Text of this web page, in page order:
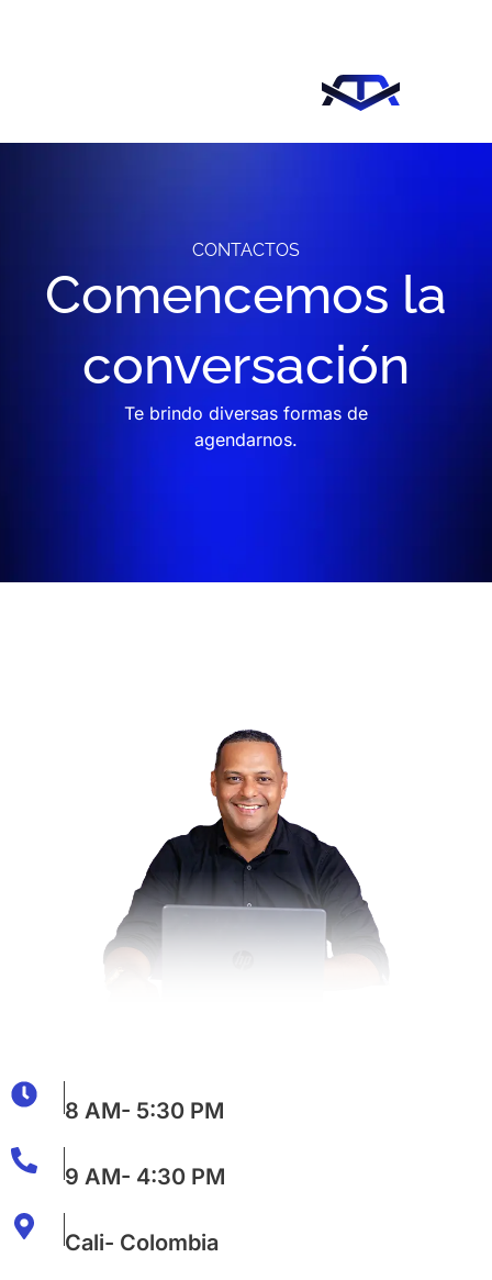
CONTACTOS
Comencemos la
conversación
Te brindo diversas formas de
agendarnos.
8 AM- 5:30 PM
9 AM- 4:30 PM
Cali- Colombia